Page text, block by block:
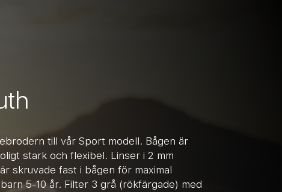
till vår Sport modell. Bågen är
stark och flexibel. Linser i 2 mm
skruvade fast i bågen för maximal
5-10 år. Filter 3 grå (rökfärgade) med